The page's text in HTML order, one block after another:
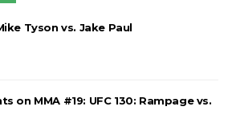
Tyson vs. Jake Paul
on MMA #19: UFC 130: Rampage vs.